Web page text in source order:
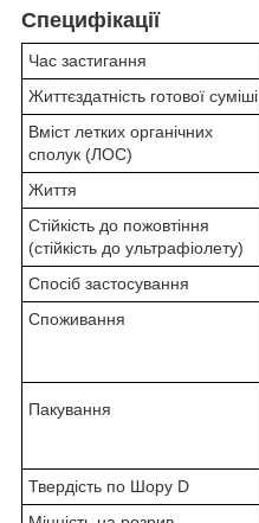
Специфікації
Час застигання
Життєздатність готової суміші
Вміст летких органічних
сполук (ЛОС)
Життя
Стійкість до пожовтіння
(стійкість до ультрафіолету)
Спосіб застосування
Споживання
Пакування
Твердість по Шору D